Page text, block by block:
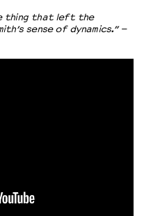
thing that left the
sense of dynamics.”–